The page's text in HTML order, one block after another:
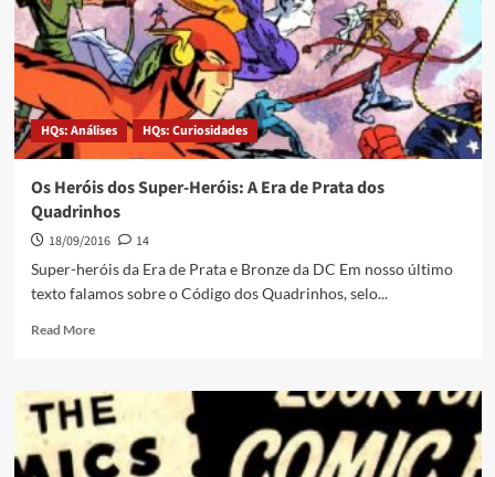
HQs: Análises HQs: Curiosidades
Os Heróis dos Super-Heróis: A Era de Prata dos
Quadrinhos
18/09/2016
14
Super-heróis da Era de Prata e Bronze da DC Em nosso último
texto falamos sobre o Código dos Quadrinhos, selo...
Read More